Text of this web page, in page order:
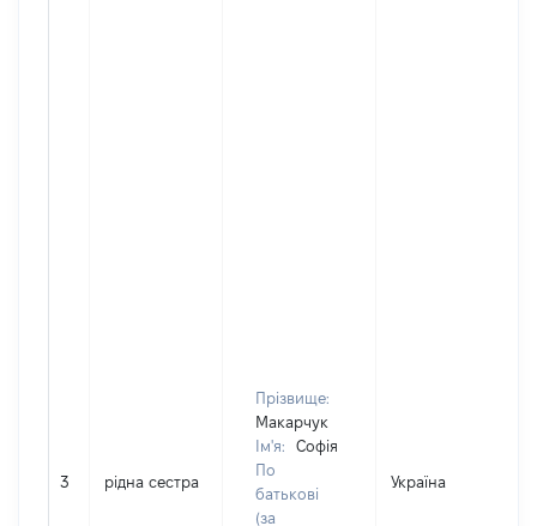
3 рідна сестра
Прізвище:
Макарчук
Ім'я:
Софія
По
батькові
(за
Україна